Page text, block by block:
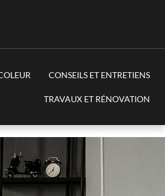
CONSEILS ET ENTRETIENS
TRAVAUX ET RÉNOVATION